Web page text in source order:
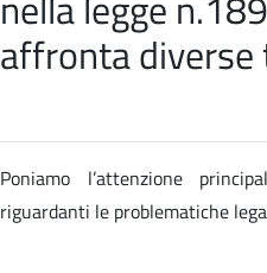
affronta
Poniamo l’attenzione
riguardanti le problematiche